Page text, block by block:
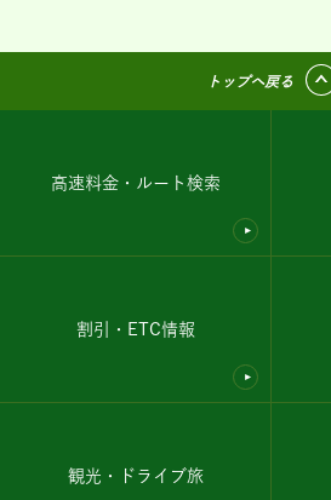
トップへ戻る
高速料金・ルート検索
割引・ETC情報
観光・ドライブ旅